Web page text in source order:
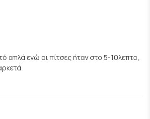
απλά ενώ οι πίτσες ήταν στο 5-10λεπτο,